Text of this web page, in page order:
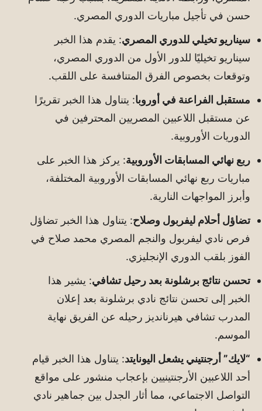
حسن في تأجيل مباريات الدوري المصري.
سيناريو تخيلي للدوري المصري: يقدم هذا الخبر
سيناريو تخيليًا للدور الأول من الدوري المصري،
وتوقعات بخصوص الفرق المتنافسة على اللقب.
مستقبل الفراعنة في أوروبا: يتناول هذا الخبر تقريرًا
عن مستقبل اللاعبين المصريين المحترفين في
الدوريات الأوروبية.
ربع نهائي المسابقات الأوروبية: يركز هذا الخبر على
مباريات ربع نهائي المسابقات الأوروبية المختلفة،
وأبرز المواجهات النارية.
تضاؤل أحلام ليفربول وصلاح: يتناول هذا الخبر تضاؤل
فرص نادي ليفربول والنجم المصري محمد صلاح في
الفوز بلقب الدوري الإنجليزي.
تحسن نتائج برشلونة بعد رحيل تشافي: يشير هذا
الخبر إلى تحسن نتائج نادي برشلونة بعد إعلان
المدرب تشافي هيرنانديز رحيله عن الفريق نهاية
الموسم.
“لايك” أرجنتيني يشعل اليونايتد: يتناول هذا الخبر قيام
أحد اللاعبين الأرجنتينيين بإعجاب منشور على مواقع
التواصل الاجتماعي، مما أثار الجدل بين جماهير نادي